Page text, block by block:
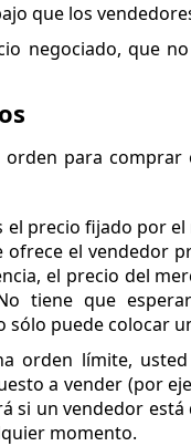
que los
negociado, que
orden para
el precio fijado por
el vendedor
el precio del
tiene que
sólo puede colocar
orden límite,
a vender (por
si un vendedor
momento.